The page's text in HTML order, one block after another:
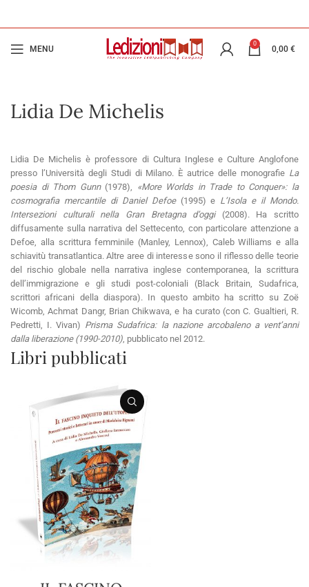
MENU
0
0,00 €
Lidia De Michelis
Lidia De Michelis è professore di Cultura Inglese e Culture Anglofone
presso l’Università degli Studi di Milano. È autrice delle monografie La
poesia di Thom Gunn(1978), «More Worlds in Trade to Conquer»: la
cosmografia mercantile di Daniel Defoe(1995) e L’Isola e il Mondo.
Intersezioni culturali nella Gran Bretagna d’oggi(2008). Ha scritto
diffusamente sulla narrativa del Settecento, con particolare attenzione a
Defoe, alla scrittura femminile (Manley, Lennox), Caleb Williams e alla
schiavitù transatlantica. Altre aree di interesse sono il riflesso delle teorie
del rischio globale nella narrativa inglese contemporanea, la scrittura
dell’immigrazione e gli studi post-coloniali (Black Britain, Sudafrica,
scrittori africani della diaspora). In questo ambito ha scritto su Zoë
Wicomb, Achmat Dangr, Brian Chikwava, e ha curato (con C. Gualtieri, R.
Pedretti, I. Vivan) Prisma Sudafrica: la nazione arcobaleno a vent’anni
dalla liberazione (1990-2010), pubblicato nel 2012.
Libri pubblicati